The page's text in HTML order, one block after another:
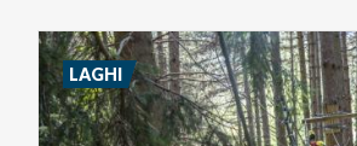
LAGHI